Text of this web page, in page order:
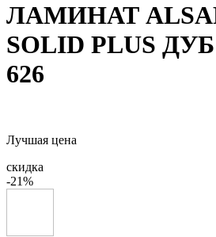
ЛАМИНАТ
SOLID PLUS
626
Лучшая цена
скидка
-21%